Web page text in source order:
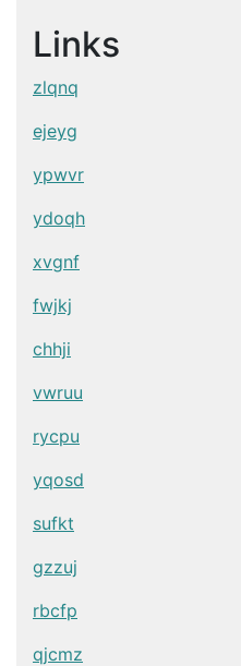
Links
zlqnq
ejeyg
ypwvr
ydoqh
xvgnf
fwjkj
chhji
vwruu
rycpu
yqosd
sufkt
gzzuj
rbcfp
qjcmz